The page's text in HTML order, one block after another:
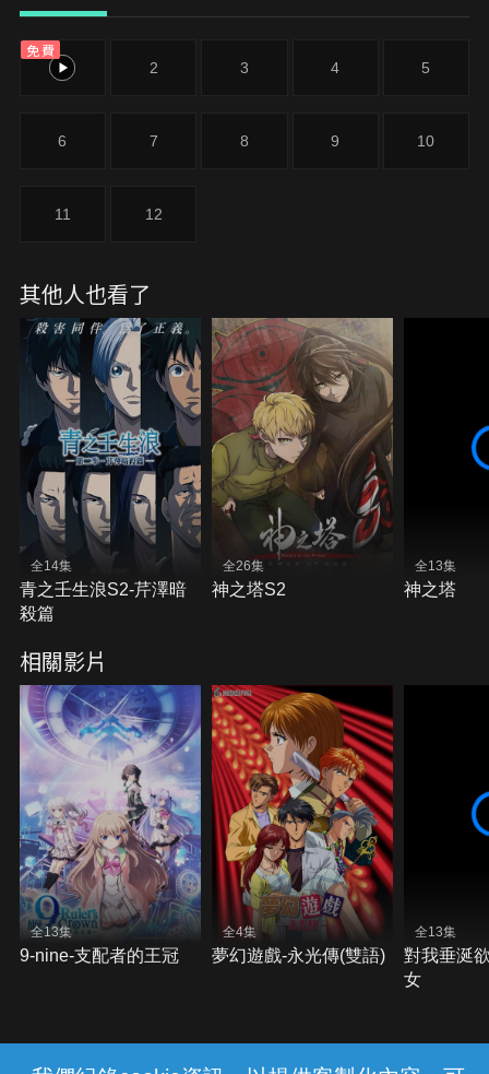
物，最終只能在街上徘徊。就在此時，突如其來的黑
霧籠罩了整座城市，異形怪物開始襲擊人們......
免費
1 2 3 4 5
6 7 8 9 10
11 12
其他人也看了
全14集
青之壬生浪S2-芹澤暗
殺篇
全26集
神之塔S2
全13集
神之塔
相關影片
全13集
9-nine-支配者的王冠
全4集
夢幻遊戲-永光傳(雙語)
全13集
對我垂涎
女